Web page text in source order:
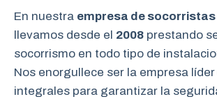
En nuestra empresa de socorristas
llevamos desde el 2008 prestando
socorrismo en todo tipo de
Nos enorgullece ser la empresa
integrales para garantizar la